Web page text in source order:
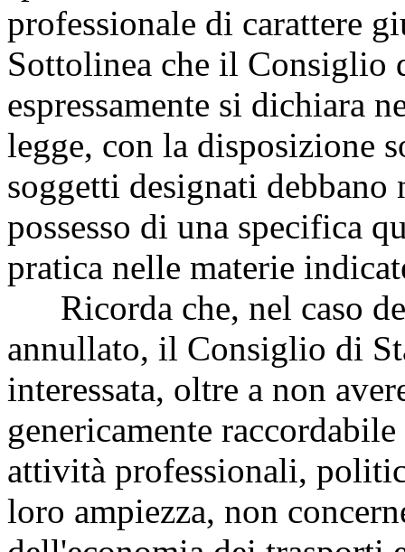
professionale di carattere
Sottolinea che il Consiglio
espressamente si dichiara
legge, con la disposizione
soggetti designati debbano
possesso di una specifica
pratica nelle materie
Ricorda che, nel caso
annullato, il Consiglio di
interessata, oltre a non
genericamente
attività professionali,
loro ampiezza, non